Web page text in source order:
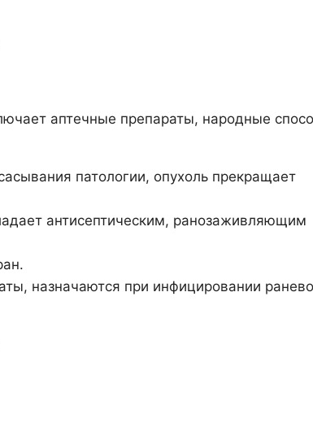
аптечные препараты, народные
патологии, опухоль прекращает
антисептическим, ранозаживляющим
назначаются при инфицировании